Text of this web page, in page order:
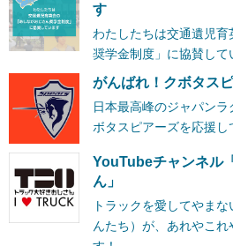
す
わたしたちは交通遺児
奨学金制度」に協賛して
がんばれ！クボタス
日本最高峰のジャパン
ボタスピアーズを応援し
YouTubeチャンネル
ん」
トラックを愛してやま
んたち）が、あれやこ